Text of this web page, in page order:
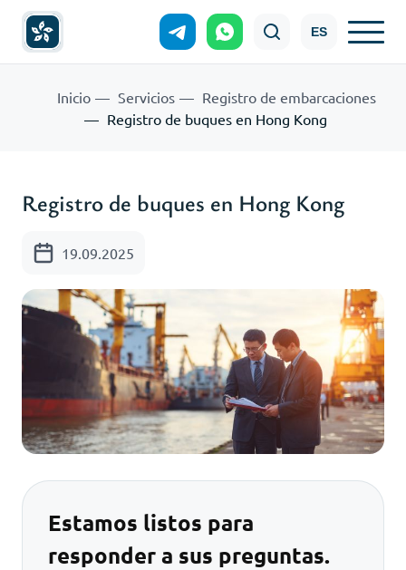
ES
Inicio Servicios
Registro de embarcaciones
Registro de buques en Hong Kong
Registro de buques en Hong Kong
19.09.2025
Estamos listos para
responder a sus preguntas.